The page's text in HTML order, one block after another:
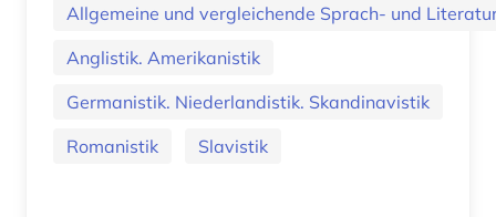
Allgemeine und vergleichende Sprach- und
Anglistik. Amerikanistik
Germanistik. Niederlandistik. Skandinavistik
Romanistik
Slavistik